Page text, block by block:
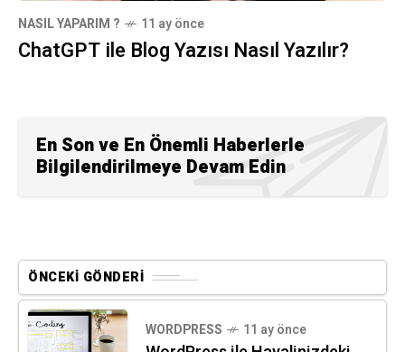
NASIL YAPARIM ? 11 ay önce
ChatGPT ile Blog Yazısı Nasıl Yazılır?
En Son ve En Önemli Haberlerle
Bilgilendirilmeye Devam Edin
ÖNCEKI GÖNDERI
WORDPRESS 11 ay önce